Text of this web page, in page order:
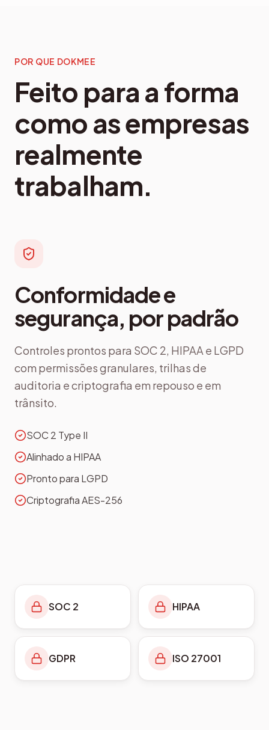
POR QUE DOKMEE
Feito para a forma
como as empresas
realmente
trabalham.
Conformidade e
segurança, por padrão
Controles prontos para SOC 2, HIPAA e LGPD
com permissões granulares, trilhas de
auditoria e criptografia em repouso e em
trânsito.
SOC 2 Type II
Alinhado a HIPAA
Pronto para LGPD
Criptografia AES-256
SOC 2 HIPAA
GDPR ISO 27001